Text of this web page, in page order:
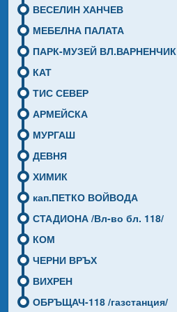
ВЕСЕЛИН ХАНЧЕВ
МЕБЕЛНА ПАЛАТА
ПАРК-МУЗЕЙ ВЛ.ВАРНЕНЧИК
КАТ
ТИС СЕВЕР
АРМЕЙСКА
МУРГАШ
ДЕВНЯ
ХИМИК
кап.ПЕТКО ВОЙВОДА
СТАДИОНА /Вл-во бл. 118/
КОМ
ЧЕРНИ ВРЪХ
ВИХРЕН
ОБРЪЩАЧ-118 /газстанция/